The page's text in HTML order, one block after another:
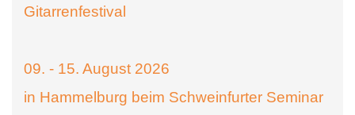
Gitarrenfestival
09. - 15. August 2026
in Hammelburg beim Schweinfurter Seminar